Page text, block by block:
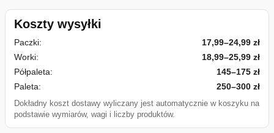
Koszty wysyłki
Paczki:
17,99–24,99 zł
Worki:
18,99–25,99 zł
Półpaleta:
145–175 zł
Paleta:
250–300 zł
Dokładny koszt dostawy wyliczany jest automatycznie w koszyku na
podstawie wymiarów, wagi i liczby produktów.